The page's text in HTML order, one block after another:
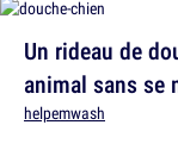
Un rideau de
animal sans se
helpemwash